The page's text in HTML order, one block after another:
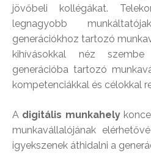
jövőbeli kollégákat.
legnagyobb
generációkhoz tartozó
kihívásokkal néz
generációba tartozó
kompetenciákkal és célokkal
A digitális munkahely
munkavállalójának
igyekszenek áthidalni a